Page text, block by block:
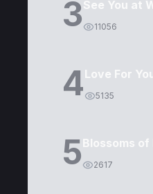
3See You at
11056
4Love For
5135
5Blossoms of
2617